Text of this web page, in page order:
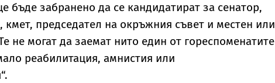
бъде забранено да се кандидатират за сенатор,
кмет, председател на окръжния съвет и местен или
не могат да заемат нито един от гореспоменатите
реабилитация, амнистия или